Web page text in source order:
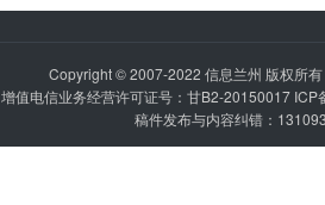
Copyright © 2007-2022 信息兰州 版权所
增值电信业务经营许可证号：甘B2-20150017 ICP
稿件发布与内容纠错：